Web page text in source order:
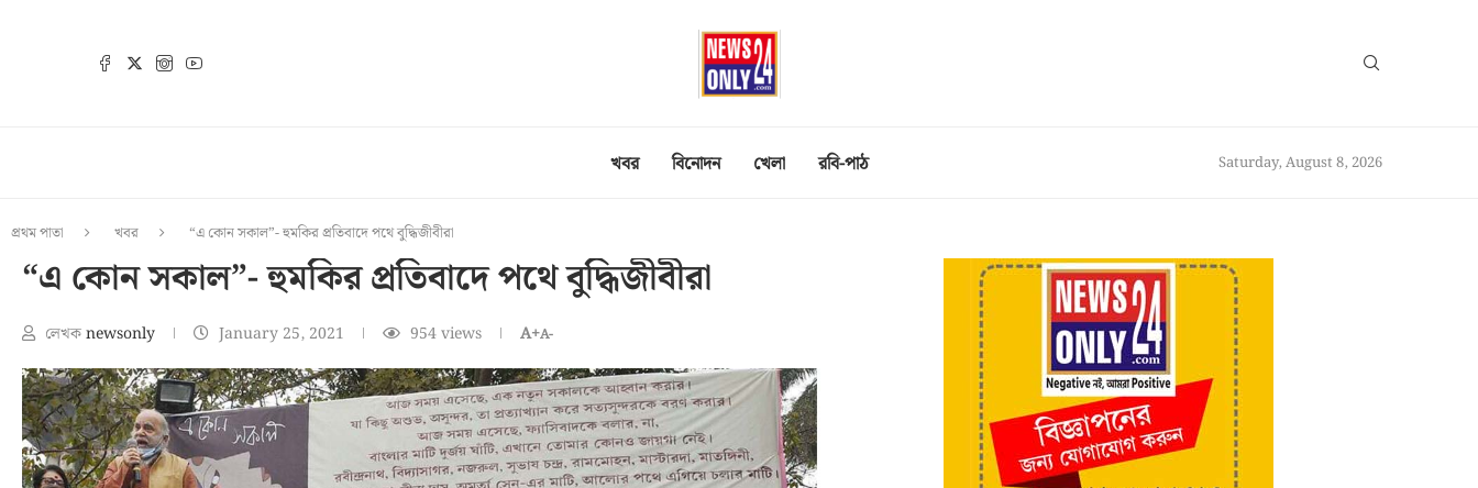
খবর বিনোদন খেলা রবি-পাঠ Saturday, August 8, 2026
প্রথম পাতা খবর “এ কোন সকাল”- হুমকির প্রতিবাদে পথে বুদ্ধিজীবীরা
“এ কোন সকাল”- হুমকির প্রতিবাদে পথে বুদ্ধিজীবীরা
লেখকnewsonly January 25, 2021 954views A+A-